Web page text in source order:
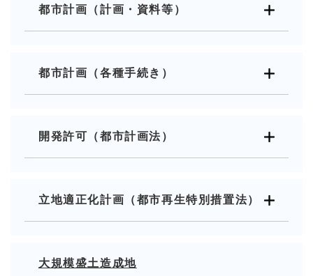
都市計画（計画・資料等）
都市計画（各種手続き）
開発許可（都市計画法）
立地適正化計画（都市再生特別措置法）
大規模盛土造成地